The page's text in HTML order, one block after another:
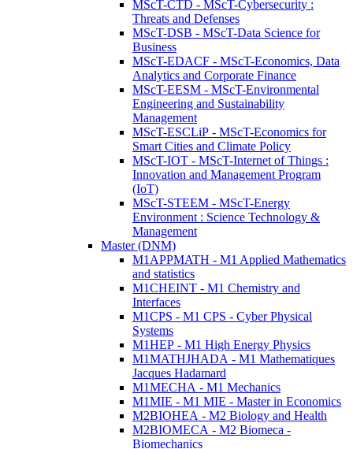
MScT-CTD - MScT-Cybersecurity :
Threats and Defenses
MScT-DSB - MScT-Data Science for
Business
MScT-EDACF - MScT-Economics, Data
Analytics and Corporate Finance
MScT-EESM - MScT-Environmental
Engineering and Sustainability
Management
MScT-ESCLiP - MScT-Economics for
Smart Cities and Climate Policy
MScT-IOT - MScT-Internet of Things :
Innovation and Management Program
(IoT)
MScT-STEEM - MScT-Energy
Environment : Science Technology &
Management
Master (DNM)
M1APPMATH - M1 Applied Mathematics
and statistics
M1CHEINT - M1 Chemistry and
Interfaces
M1CPS - M1 CPS - Cyber Physical
Systems
M1HEP - M1 High Energy Physics
M1MATHJHADA - M1 Mathematiques
Jacques Hadamard
M1MECHA - M1 Mechanics
M1MIE - M1 MIE - Master in Economics
M2BIOHEA - M2 Biology and Health
M2BIOMECA - M2 Biomeca -
Biomechanics